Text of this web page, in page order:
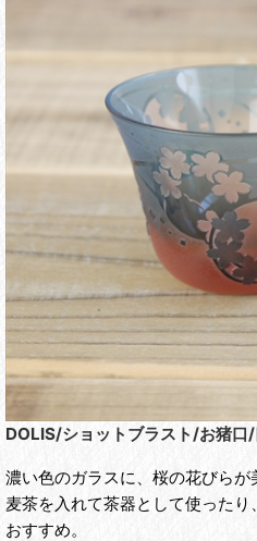
DOLIS/ショットブラスト/お猪口/
濃い色のガラスに、桜の花びらが
麦茶を入れて茶器として使った
おすすめ。